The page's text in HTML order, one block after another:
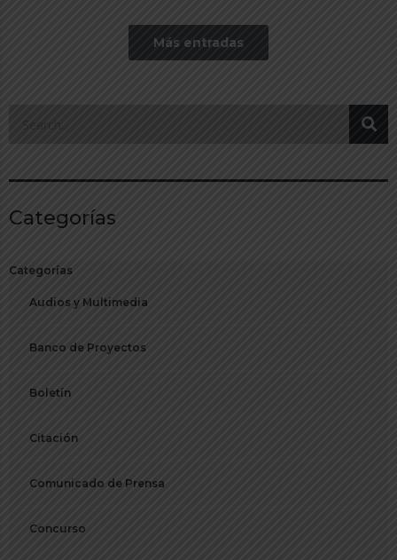
Más entradas
Categorías
Categorías
Audios y Multimedia
Banco de Proyectos
Boletín
Citación
Comunicado de Prensa
Concurso